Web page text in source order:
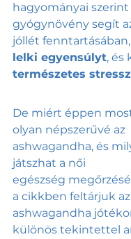
hagyományai szerint
gyógynövény segít
jóllét
lelki egyensúlyt, és
természetes
De miért éppen
olyan népszerűvé az
ashwagandha, és
játszhat a női
egészség
a cikkben feltárjuk az
ashwagandha
különös tekintettel